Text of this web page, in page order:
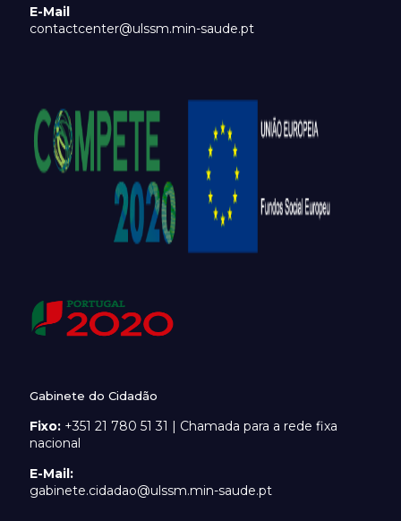
E-Mail
contactcenter@ulssm.min-saude.pt
Gabinete do Cidadão
Fixo: +351 21 780 51 31 | Chamada para a rede fixa
nacional
E-Mail:
gabinete.cidadao@ulssm.min-saude.pt